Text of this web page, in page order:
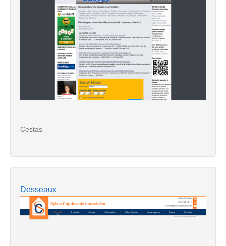
Cestas
Desseaux